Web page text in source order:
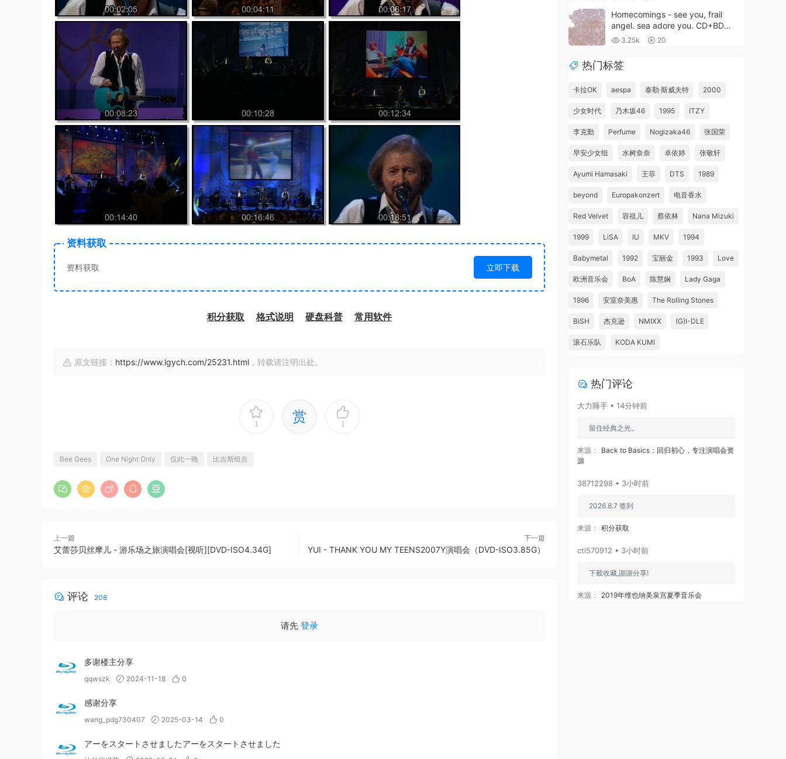
资料获取
资料获取 立即下载
积分获取 格式说明 硬盘科普 常用软件
原文链接： https://www.lgych.com/25231.html ，转载请注明出处。
1 赏 1
Bee Gees One Night Only 仅此一晚 比吉斯组合
上一篇
艾蕾莎贝丝摩儿 - 游乐场之旅演唱会[视听][DVD-ISO4.34G]
下一篇
YUI - THANK YOU MY TEENS2007Y演唱会（DVD-ISO3.85G）
评论 208
请先 登录
多谢楼主分享
qqwszk 2024-11-18 0
感谢分享
wang_pdg730407 2025-03-14 0
アーをスタートさせましたアーをスタートさせました
Homecomings - see you, frail
angel. sea adore you. CD+BD
2024 [BDMV 16.1GB]
3.25k 20
热门标签
卡拉OK aespa 泰勒·斯威夫特 2000
少女时代 乃木坂46 1995 ITZY
李克勤 Perfume Nogizaka46 张国荣
早安少女组 水树奈奈 卓依婷 张敬轩
Ayumi Hamasaki 王菲 DTS 1989
beyond Europakonzert 电音香水
Red Velvet 容祖儿 蔡依林 Nana Mizuki
1999 LiSA IU MKV 1994
Babymetal 1992 宝丽金 1993 Love
欧洲音乐会 BoA 陈慧娴 Lady Gaga
1996 安室奈美惠 The Rolling Stones
BiSH 杰克逊 NMIXX (G)I-DLE
滚石乐队 KODA KUMI
热门评论
大力睡手 • 14分钟前
留住经典之光。
来源：
Back to Basics：回归初心，专注演唱会资
源
38712298 • 3小时前
2026.8.7 签到
来源： 积分获取
ctl570912 • 3小时前
下載收藏,謝謝分享!
来源：
2019年维也纳美泉宫夏季音乐会